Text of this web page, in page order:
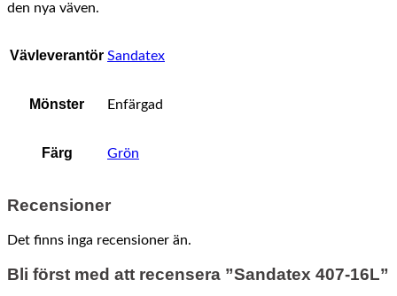
den nya väven.
Vävleverantör Sandatex
Mönster Enfärgad
Färg Grön
Recensioner
Det finns inga recensioner än.
Bli först med att recensera ”Sandatex 407-16L”